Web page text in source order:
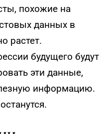
похожие на
данных в
растет.
будущего будут
эти данные,
информацию.